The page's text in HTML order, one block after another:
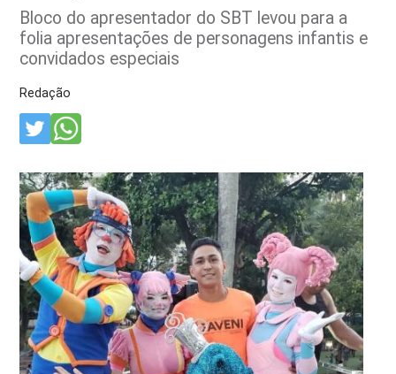
Bloco do apresentador do SBT levou para a
folia apresentações de personagens infantis e
convidados especiais
Redação